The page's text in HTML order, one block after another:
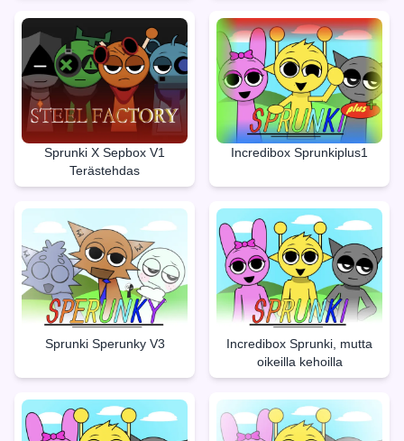
Sprunki X Sepbox V1
Terästehdas
Incredibox Sprunkiplus1
Sprunki Sperunky V3
Incredibox Sprunki, mutta
oikeilla kehoilla